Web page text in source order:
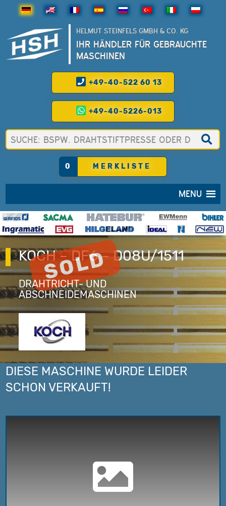
HELMUT STEINFELS GMBH & CO. KG
IHR HÄNDLER FÜR GEBRAUCHTE
MASCHINEN
+49-40-522 60 13
+49-40-5226-013
0 MERKLISTE
MENU
KOCH – DF6 – D08U/1511
DRAHTRICHT- UND
ABSCHNEIDEMASCHINEN
DIESE MASCHINE WURDE LEIDER
SCHON VERKAUFT!